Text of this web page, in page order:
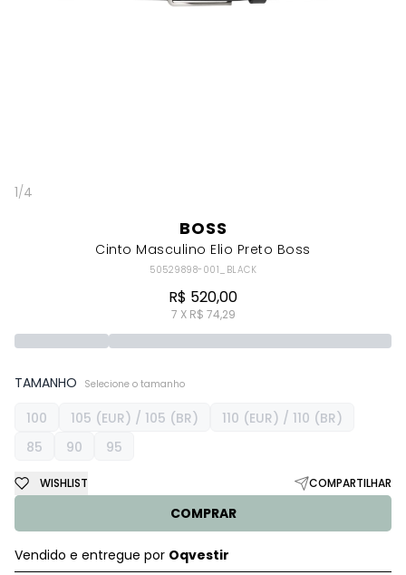
1/4
BOSS
Cinto Masculino Elio Preto Boss
50529898-001_BLACK
R$ 520,00
7 X R$ 74,29
TAMANHO Selecione o tamanho
100 105 (EUR) / 105 (BR)
110 (EUR) / 110 (BR)
85
90 95
COMPRAR
WISHLIST COMPARTILHAR
Vendido e entregue por Oqvestir